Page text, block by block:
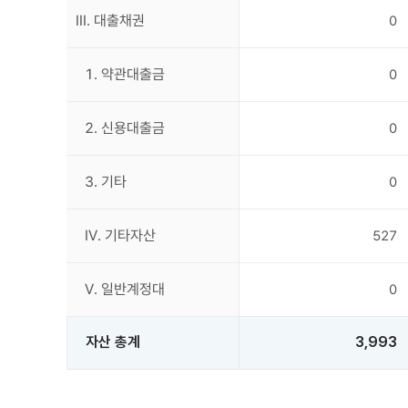
III. 대출채권 0
1. 약관대출금 0
2. 신용대출금 0
3. 기타 0
IV. 기타자산 527
Ⅴ. 일반계정대 0
자산 총계 3,993